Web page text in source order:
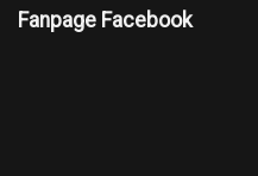
Fanpage Facebook